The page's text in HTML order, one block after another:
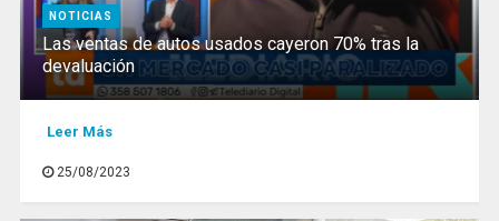
NOTICIAS
Las ventas de autos usados cayeron 70% tras la
devaluación
Leer Más
25/08/2023